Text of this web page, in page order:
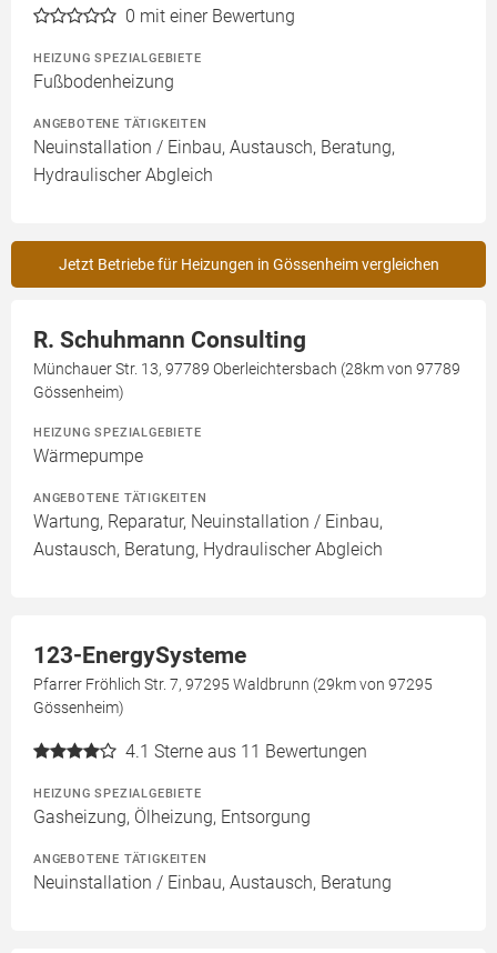
0 mit einer Bewertung
HEIZUNG SPEZIALGEBIETE
Fußbodenheizung
ANGEBOTENE TÄTIGKEITEN
Neuinstallation / Einbau, Austausch, Beratung,
Hydraulischer Abgleich
Jetzt Betriebe für Heizungen in Gössenheim vergleichen
R. Schuhmann Consulting
Münchauer Str. 13, 97789 Oberleichtersbach (28km von 97789
Gössenheim)
HEIZUNG SPEZIALGEBIETE
Wärmepumpe
ANGEBOTENE TÄTIGKEITEN
Wartung, Reparatur, Neuinstallation / Einbau,
Austausch, Beratung, Hydraulischer Abgleich
123-EnergySysteme
Pfarrer Fröhlich Str. 7, 97295 Waldbrunn (29km von 97295
Gössenheim)
4.1 Sterne aus 11 Bewertungen
HEIZUNG SPEZIALGEBIETE
Gasheizung, Ölheizung, Entsorgung
ANGEBOTENE TÄTIGKEITEN
Neuinstallation / Einbau, Austausch, Beratung